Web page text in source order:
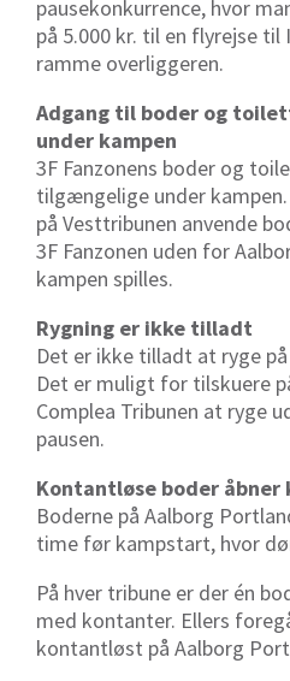
pausekonkurrence, hvor
på 5.000 kr. til en flyrejse til
ramme overliggeren.
Adgang til boder og
under kampen
3F Fanzonens boder og
tilgængelige under
på Vesttribunen anvende
3F Fanzonen uden for
kampen spilles.
Rygning er ikke tilladt
Det er ikke tilladt at ryge
Det er muligt for tilskuere
Complea Tribunen at ryge
pausen.
Kontantløse boder åbner
Boderne på Aalborg
time før kampstart, hvor
På hver tribune er der én
med kontanter. Ellers
kontantløst på Aalborg